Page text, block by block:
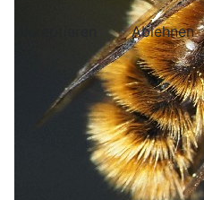
Ablehnen